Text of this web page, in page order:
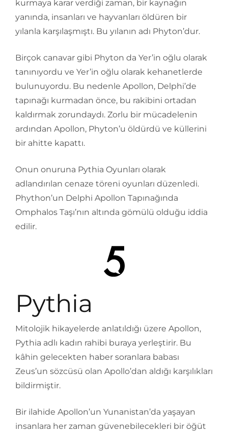
kurmaya karar verdiği zaman, bir kaynağın
yanında, insanları ve hayvanları öldüren bir
yılanla karşılaşmıştı. Bu yılanın adı Phyton’dur.
Birçok canavar gibi Phyton da Yer’in oğlu olarak
tanınıyordu ve Yer’in oğlu olarak kehanetlerde
bulunuyordu. Bu nedenle Apollon, Delphi’de
tapınağı kurmadan önce, bu rakibini ortadan
kaldırmak zorundaydı. Zorlu bir mücadelenin
ardından Apollon, Phyton’u öldürdü ve küllerini
bir ahitte kapattı.
Onun onuruna Pythia Oyunları olarak
adlandırılan cenaze töreni oyunları düzenledi.
Phython’un Delphi Apollon Tapınağında
Omphalos Taşı’nın altında gömülü olduğu iddia
edilir.
Pythia
Mitolojik hikayelerde anlatıldığı üzere Apollon,
Pythia adlı kadın rahibi buraya yerleştirir. Bu
kâhin gelecekten haber soranlara babası
Zeus’un sözcüsü olan Apollo’dan aldığı karşılıkları
bildirmiştir.
Bir ilahide Apollon’un Yunanistan’da yaşayan
insanlara her zaman güvenebilecekleri bir öğüt